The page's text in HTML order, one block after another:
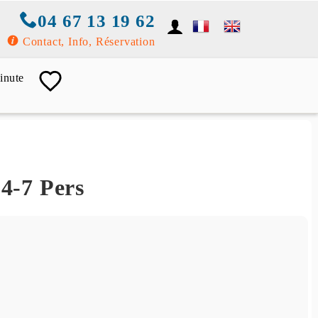
04 67 13 19 62
Contact, Info, Réservation
7 Pers